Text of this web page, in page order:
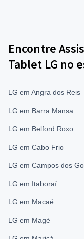
Encontre
Tablet LG no
LG em Angra dos Reis
LG em Barra Mansa
LG em Belford Roxo
LG em Cabo Frio
LG em Campos dos
LG em Itaboraí
LG em Macaé
LG em Magé